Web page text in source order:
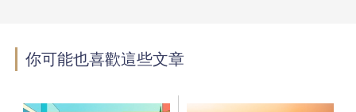
你可能也喜歡這些文章